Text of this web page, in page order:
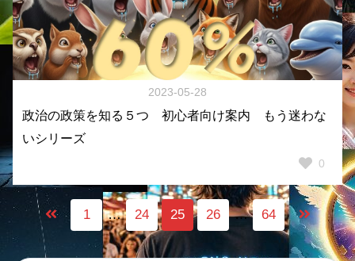
2023-05-28
政治の政策を知る５つ 初心者向け案内 もう迷わな
いシリーズ
0
1 … 24 25 26 … 64